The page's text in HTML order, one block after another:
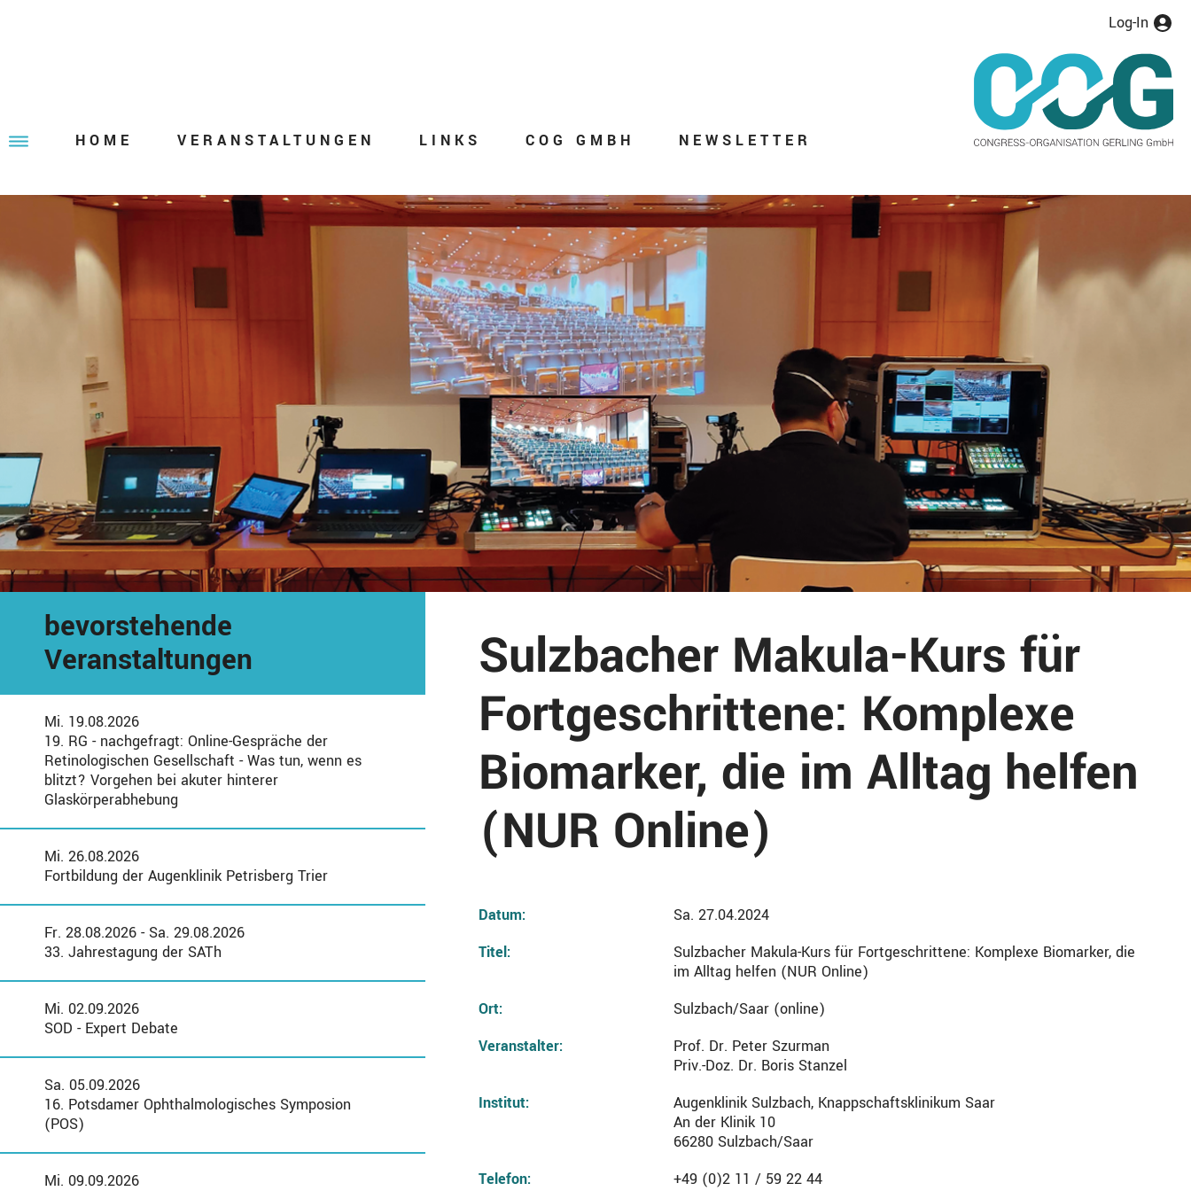
HOME VERANSTALTUNGEN LINKS COG GMBH NEWSLETTER
Log-In
Sulzbacher Makula-Kurs für
Fortgeschrittene: Komplexe
Biomarker, die im Alltag helfen
(NUR Online)
Datum:
Sa. 27.04.2024
Titel:
Sulzbacher Makula-Kurs für Fortgeschrittene: Komplexe Biomarker, die
im Alltag helfen (NUR Online)
Ort:
Sulzbach/Saar (online)
Veranstalter:
Prof. Dr. Peter Szurman
Priv.-Doz. Dr. Boris Stanzel
Institut:
Augenklinik Sulzbach, Knappschaftsklinikum Saar
An der Klinik 10
66280 Sulzbach/Saar
Telefon:
+49 (0)2 11 / 59 22 44
bevorstehende
Veranstaltungen
Mi. 19.08.2026
19. RG - nachgefragt: Online-Gespräche der
Retinologischen Gesellschaft - Was tun, wenn es
blitzt? Vorgehen bei akuter hinterer
Glaskörperabhebung
Mi. 26.08.2026
Fortbildung der Augenklinik Petrisberg Trier
Fr. 28.08.2026 - Sa. 29.08.2026
33. Jahrestagung der SATh
Mi. 02.09.2026
SOD - Expert Debate
Sa. 05.09.2026
16. Potsdamer Ophthalmologisches Symposion
(POS)
Mi. 09.09.2026